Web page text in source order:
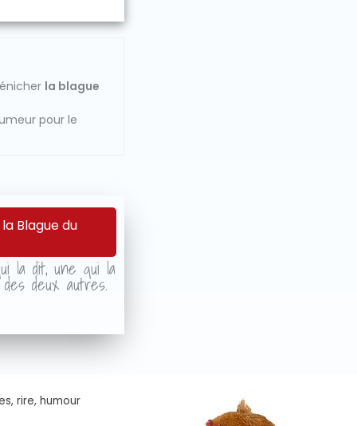
la blague
pour le
Blague du
la dit, une qui la
deux autres.
rire, humour